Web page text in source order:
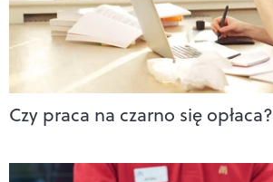
Czy praca na czarno się opłaca?